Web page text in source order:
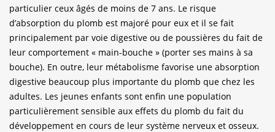
particulier ceux âgés de moins de 7 ans. Le risque
d’absorption du plomb est majoré pour eux et il se fait
principalement par voie digestive ou de poussières du fait de
leur comportement « main-bouche » (porter ses mains à sa
bouche). En outre, leur métabolisme favorise une absorption
digestive beaucoup plus importante du plomb que chez les
adultes. Les jeunes enfants sont enfin une population
particulièrement sensible aux effets du plomb du fait du
développement en cours de leur système nerveux et osseux.